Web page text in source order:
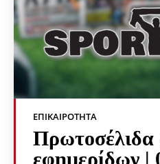
ΕΠΙΚΑΙΡΌΤΗΤΑ
Πρωτοσέλιδα
εφημερίδων |